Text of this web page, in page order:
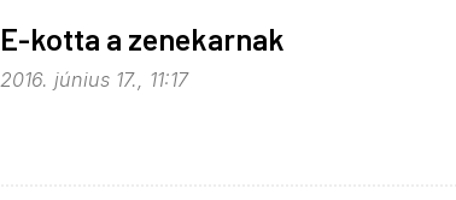
E-kotta a zenekarnak
2016. június 17., 11:17